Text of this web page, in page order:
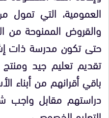
العمومية، التي
والقروض الممنوحة من
حتى تكون مدرسة ذات
تقديم تعليم جيد ومنتج
باقي أقرانهم من أبناء
دراستهم مقابل